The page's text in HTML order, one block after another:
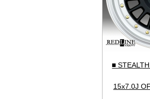
■
15x7.0J